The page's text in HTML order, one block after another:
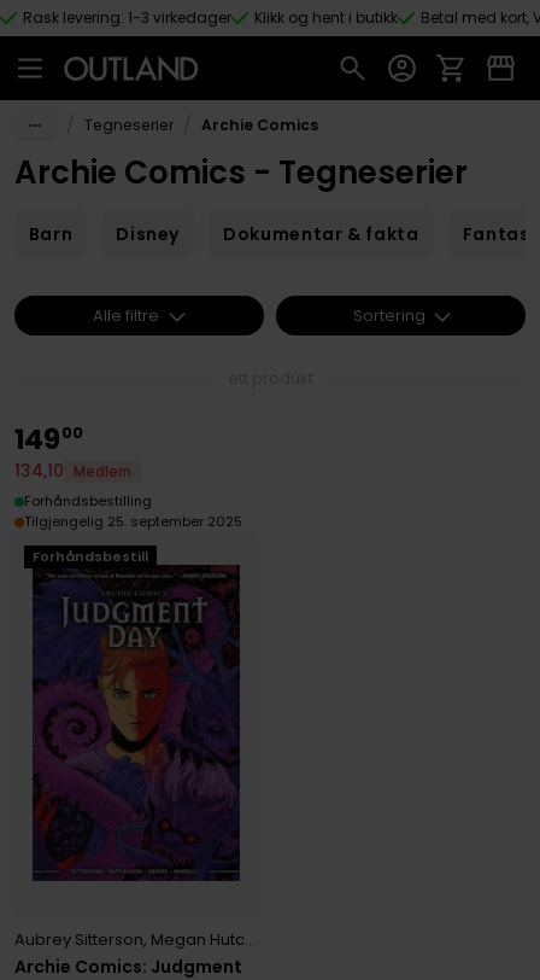
Hopp til hovedinnhold
Rask levering: 1-3 virkedager Klikk og hent i butikk Betal med kort,
Tegneserier Archie Comics
Archie Comics - Tegneserier
Barn Disney Dokumentar & fakta Fantasy
Forhåndsbestill
Archie Comics: Judgment
Aubrey Sitterson, Megan Hutchison
14900
134,10
Medlem
Forhåndsbestilling
Tilgjengelig 25. september 2025
Alle filtre Sortering